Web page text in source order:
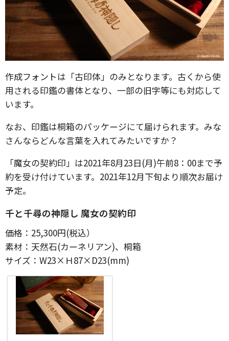
作成フォントは「古印体」のみとなります。古くから使
用される印鑑の書体となり、一部の旧字等にも対応して
います。
なお、印鑑は桐箱のパッケージにて届けられます。みな
さんならどんな言葉を入れてみたいですか？
「魔女の契約印」は2021年8月23日(月)午前8：00まで予
約を受け付けています。2021年12月下旬より順次お届け
予定。
千と千尋の神隠し 魔女の契約印
価格：25,300円(税込）
素材：天然石(カーネリアン)、桐箱
サイズ：W23×Ｈ87×D23(mm)